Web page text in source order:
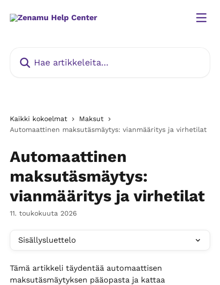
Kaikki kokoelmat
Maksut
Automaattinen maksutäsmäytys: vianmääritys ja virhetilat
Automaattinen
maksutäsmäytys:
vianmääritys ja virhetilat
11. toukokuuta 2026
Sisällysluettelo
Tämä artikkeli täydentää automaattisen
maksutäsmäytyksen pääopasta ja kattaa